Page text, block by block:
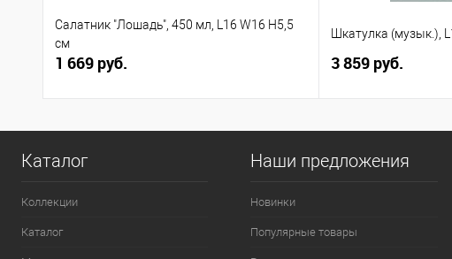
Салатник "Лошадь", 450 мл, L16 W16 H5,5
см
1 669 руб.
Шкатулка (музык.),
3 859 руб.
Каталог
Коллекции
Каталог
Наши предложения
Новинки
Популярные товары